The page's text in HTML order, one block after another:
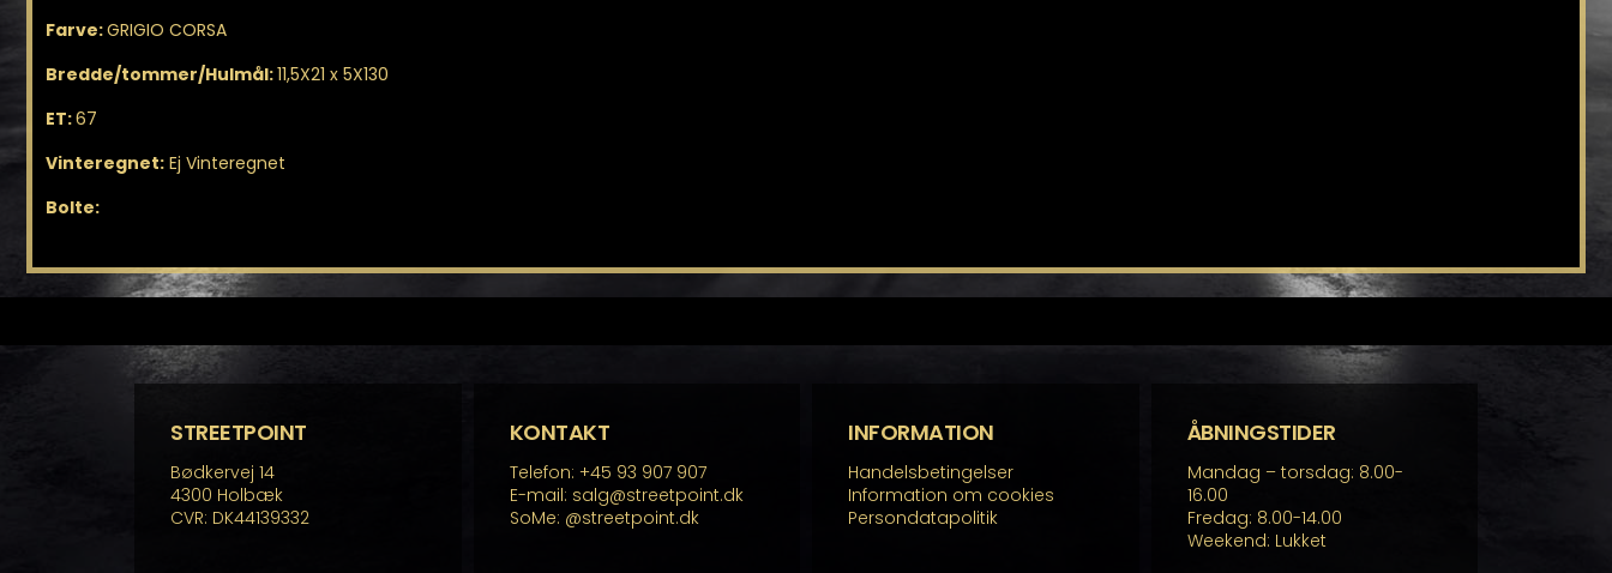
Farve:GRIGIO CORSA
Bredde/tommer/Hulmål:11,5X21 x 5X130
ET:67
Vinteregnet: Ej Vinteregnet
Bolte:
STREETPOINT
Bødkervej 14
4300 Holbæk
CVR: DK44139332
KONTAKT
Telefon: +45 93 907 907
E-mail: salg@streetpoint.dk
SoMe: @streetpoint.dk
INFORMATION
Handelsbetingelser
Information om cookies
Persondatapolitik
ÅBNINGSTIDER
Mandag – torsdag: 8.00-
16.00
Fredag: 8.00-14.00
Weekend: Lukket